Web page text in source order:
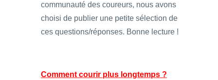
communauté des coureurs, nous avons
choisi de publier une petite sélection de
ces questions/réponses. Bonne lecture !
Comment courir plus longtemps ?